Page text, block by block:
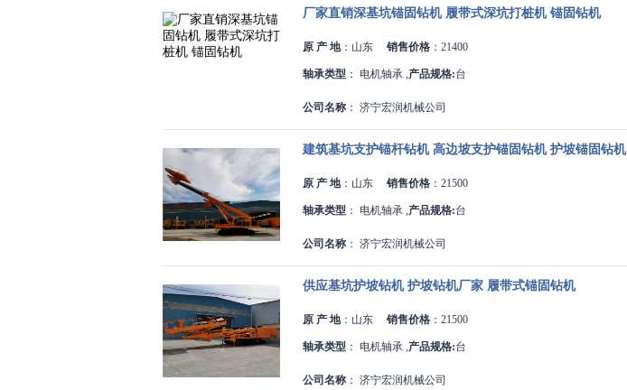
厂家直销深基坑锚固钻机 履带式深坑打桩机 锚固钻机
原 产 地： 山东 销售价格：21400
轴承类型： 电机轴承,产品规格:台
公司名称： 济宁宏润机械公司
建筑基坑支护锚杆钻机 高边坡支护锚固钻机 护坡锚固钻机
原 产 地： 山东 销售价格：21500
轴承类型： 电机轴承,产品规格:台
公司名称： 济宁宏润机械公司
供应基坑护坡钻机 护坡钻机厂家 履带式锚固钻机
原 产 地： 山东 销售价格：21500
轴承类型： 电机轴承,产品规格:台
公司名称： 济宁宏润机械公司